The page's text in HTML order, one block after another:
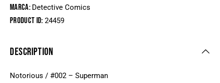
Marca: Detective Comics
Product ID:24459
DESCRIPTION
Notorious / #002 – Superman